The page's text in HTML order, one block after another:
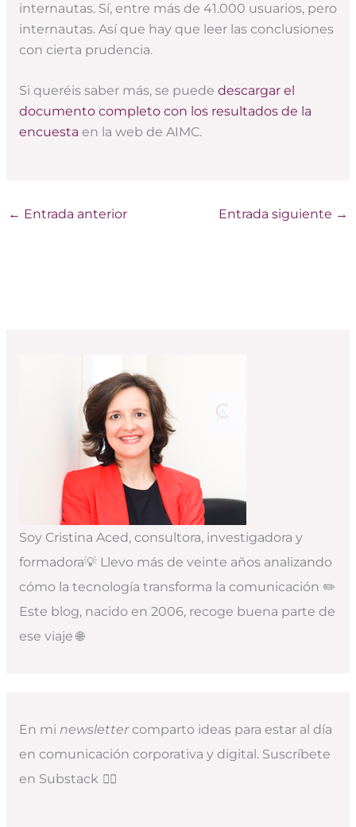
internautas. Sí, entre más de 41.000 usuarios, pero
internautas. Así que hay que leer las conclusiones
con cierta prudencia.
Si queréis saber más, se puede descargar el
documento completo con los resultados de la
encuesta en la web de AIMC.
← Entrada anterior Entrada siguiente →
Soy Cristina Aced, consultora, investigadora y
formadora💡 Llevo más de veinte años analizando
cómo la tecnología transforma la comunicación ✏️
Este blog, nacido en 2006, recoge buena parte de
ese viaje 🌐
En mi newslettercomparto ideas para estar al día
en comunicación corporativa y digital. Suscríbete
en Substack 👇🏻